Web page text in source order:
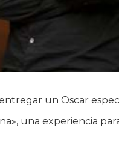
un Oscar
una experiencia